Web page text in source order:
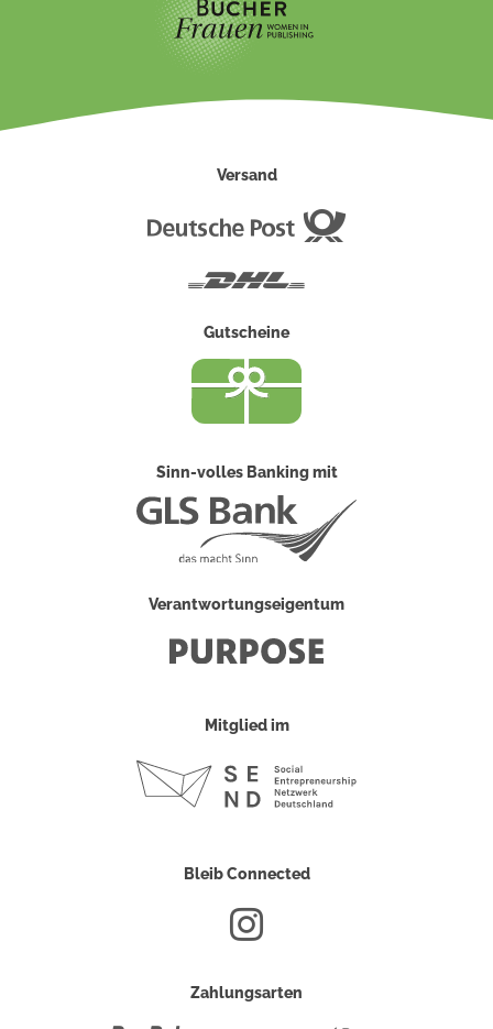
Versand
Gutscheine
Sinn-volles Banking mit
Verantwortungseigentum
Mitglied im
Bleib Connected
Zahlungsarten